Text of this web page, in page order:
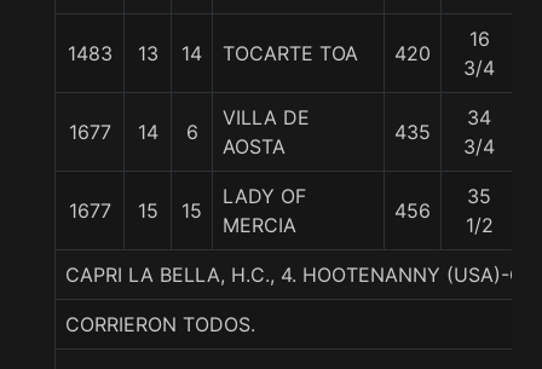
1483 13 14 TOCARTE TOA 420
16
3/4
1677 14 6
VILLA DE
AOSTA
435
34
3/4
1677 15 15
LADY OF
MERCIA
456
35
1/2
CAPRI LA BELLA, H.C., 4. HOOTENANNY (USA)-
CORRIERON TODOS.